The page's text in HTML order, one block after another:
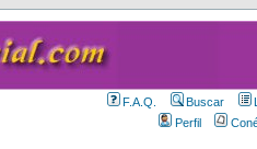
F.A.Q. Buscar
Perfil